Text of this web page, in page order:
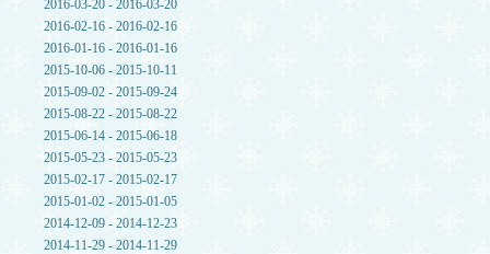
2016-03-20 - 2016-03-20
2016-02-16 - 2016-02-16
2016-01-16 - 2016-01-16
2015-10-06 - 2015-10-11
2015-09-02 - 2015-09-24
2015-08-22 - 2015-08-22
2015-06-14 - 2015-06-18
2015-05-23 - 2015-05-23
2015-02-17 - 2015-02-17
2015-01-02 - 2015-01-05
2014-12-09 - 2014-12-23
2014-11-29 - 2014-11-29